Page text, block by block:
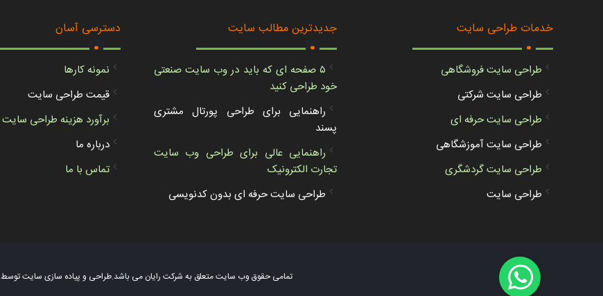
خدمات طراحی سایت
.
طراحی سایت فروشگاهی
طراحی سایت شرکتی
طراحی سایت حرفه ای
طراحی سایت آموزشگاهی
طراحی سایت گردشگری
طراحی سایت
جدیدترین مطالب سایت
.
۵ صفحه ای که باید در وب سایت صنعتی
خود طراحی کنید
راهنمایی برای طراحی پورتال مشتری
پسند
راهنمایی عالی برای طراحی وب سایت
تجارت الکترونیک
طراحی سایت حرفه ای بدون کدنویسی
دسترسی آسان
.
نمونه کارها
قیمت طراحی سایت
برآورد هزینه طراحی سایت
درباره ما
تماس با ما
تمامی حقوق وب سایت متعلق به شرکت رایان می باشد.طراحی و پیاده سازی سایت توسط